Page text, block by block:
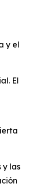
y el
El
y las